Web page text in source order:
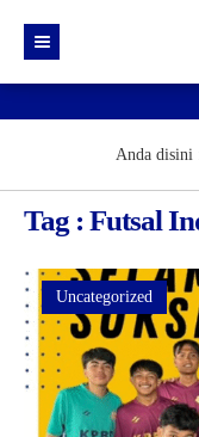
Data Guru
Portal Siswa
SPMB
SNBP
Anda disini
Tag : Futsal
Uncategorized